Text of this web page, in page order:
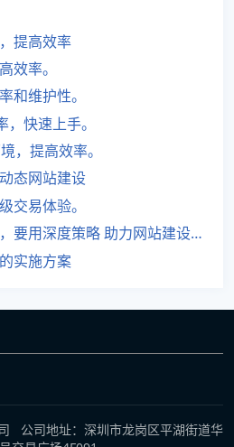
提高效率
效率。
和维护性。
快速上手。
，提高效率。
态网站建设
交易体验。
营销不可做盲目的抹平，要用深度策略 助力网站建设高效率发展。
实施方案
公司地址：深圳市龙岗区平湖街道华